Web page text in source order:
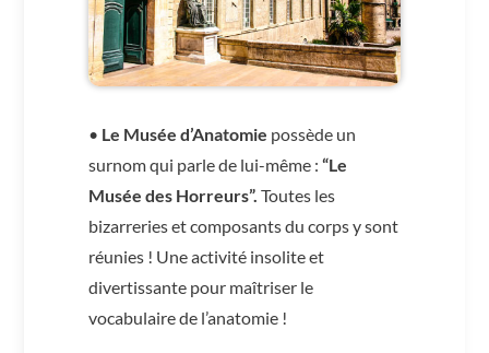
• Le Musée d’Anatomie possède un
surnom qui parle de lui-même : “Le
Musée des Horreurs”. Toutes les
bizarreries et composants du corps y sont
réunies ! Une activité insolite et
divertissante pour maîtriser le
vocabulaire de l’anatomie !